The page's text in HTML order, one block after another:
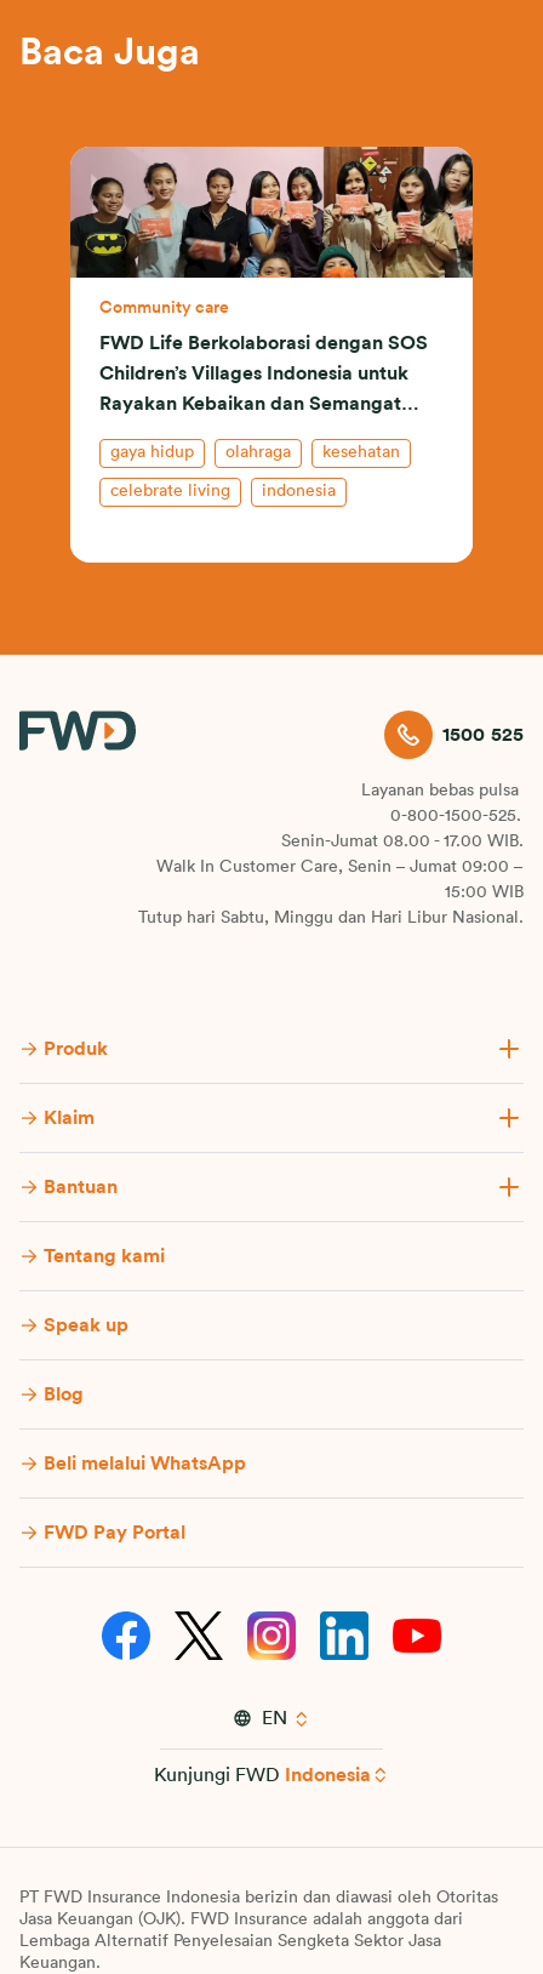
Baca Juga
Community care
FWD Life Berkolaborasi dengan SOS
Children’s Villages Indonesia untuk
Rayakan Kebaikan dan Semangat
Berbagi’
gaya hidup olahraga kesehatan
celebrate living indonesia
1500 525
Layanan bebas pulsa
0-800-1500-525.
Senin-Jumat 08.00 - 17.00 WIB.
Walk In Customer Care, Senin – Jumat 09:00 –
15:00 WIB
Tutup hari Sabtu, Minggu dan Hari Libur Nasional.
Produk
Klaim
Bantuan
Tentang kami
Speak up
Blog
Beli melalui WhatsApp
FWD Pay Portal
EN
Kunjungi FWD Indonesia
PT FWD Insurance Indonesia berizin dan diawasi oleh Otoritas
Jasa Keuangan (OJK). FWD Insurance adalah anggota dari
Lembaga Alternatif Penyelesaian Sengketa Sektor Jasa
Keuangan.